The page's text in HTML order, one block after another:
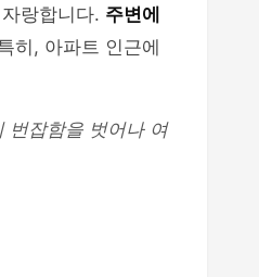
랑합니다. 주변에
히, 아파트 인근에
번잡함을 벗어나 여